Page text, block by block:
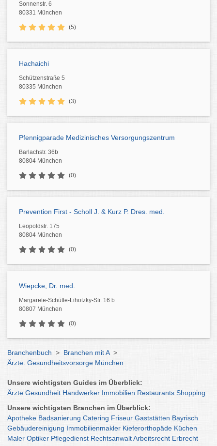
Sonnenstr. 6
80331 München
(5)
Hachaichi
Schützenstraße 5
80335 München
(3)
Pfennigparade Medizinisches Versorgungszentrum
Barlachstr. 36b
80804 München
(0)
Prevention First - Scholl J. & Kurz P. Dres. med.
Leopoldstr. 175
80804 München
(0)
Wiepcke, Dr. med.
Margarete-Schütte-Lihotzky-Str. 16 b
80807 München
(0)
Branchenbuch > Branchen mit A >
Ärzte: Gesundheitsvorsorge München
Unsere wichtigsten Guides im Überblick:
Ärzte Gesundheit Handwerker Immobilien Restaurants Shopping
Unsere wichtigsten Branchen im Überblick:
Apotheke Badsanierung Catering Friseur Gaststätten Bayrisch
Gebäudereinigung Immobilienmakler Kieferorthopäde Küchen
Maler Optiker Pflegedienst RechtsanwaltArbeitsrecht Erbrecht